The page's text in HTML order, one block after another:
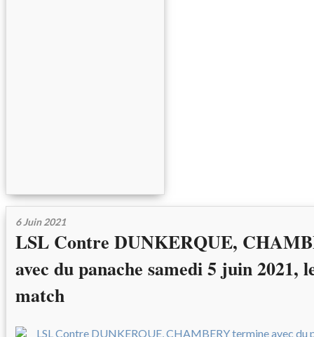
6 Juin 2021
LSL Contre DUNKERQUE,
avec du panache samedi 5 juin 2021,
match